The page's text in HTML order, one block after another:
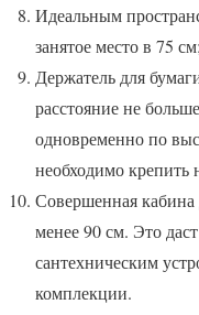
Идеальным
занятое место в 75 см;
Держатель для
расстояние не
одновременно по
необходимо крепить
Совершенная
менее 90 см. Это
сантехническим
комплекции.